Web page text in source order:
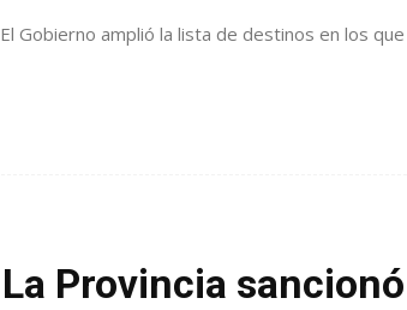
El Gobierno amplió la lista de destinos en los
La Provincia